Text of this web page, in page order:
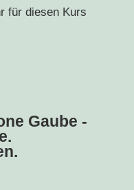
für diesen Kurs
Gaube -